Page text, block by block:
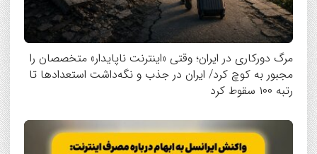
مرگ دورکاری در ایران؛ وقتی «اینترنت ناپایدار» متخصصان را
مجبور به کوچ کرد/ ایران در جذب و نگه‌داشت استعدادها تا
رتبه ۱۰۰ سقوط کرد